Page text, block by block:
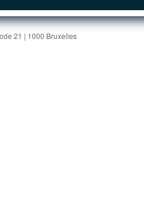
21 | 1000 Bruxelles